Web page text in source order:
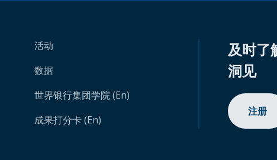
活动
数据
世界银行集团学院 (En)
成果打分卡 (En)
及时了
洞见
注册